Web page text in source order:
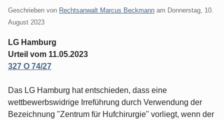
Geschrieben von Rechtsanwalt Marcus Beckmann am Donnerstag, 10.
August 2023
LG Hamburg
Urteil vom 11.05.2023
327 O 74/27
Das LG Hamburg hat entschieden, dass eine
wettbewerbswidrige Irreführung durch Verwendung der
Bezeichnung "Zentrum für Hufchirurgie" vorliegt, wenn der